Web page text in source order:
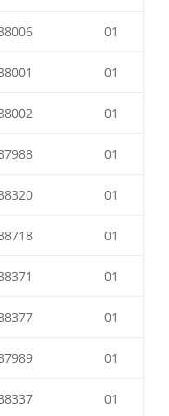
01
01
01
01
01
01
01
01
01
01